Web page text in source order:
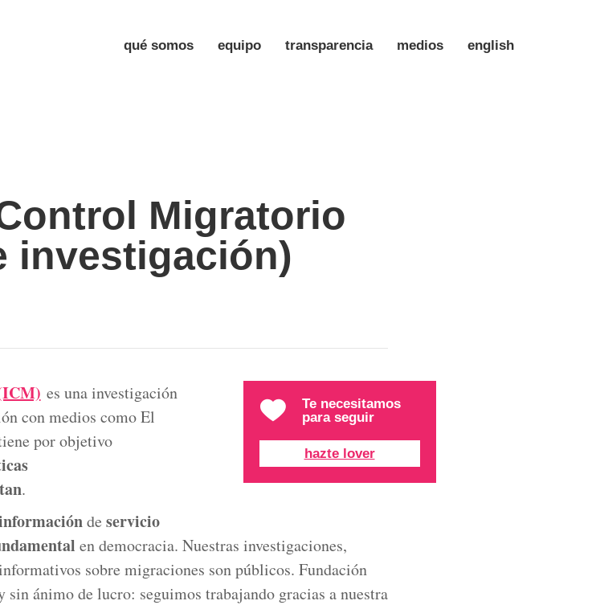
qué somos equipo transparencia medios english
Migratorio
investigación)
Te necesitamos
para seguir
hazte lover
es una investigación
con medios como El
por objetivo
.
de servicio
en democracia. Nuestras investigaciones,
sobre migraciones son públicos. Fundación
sin ánimo de lucro: seguimos trabajando gracias a nuestra